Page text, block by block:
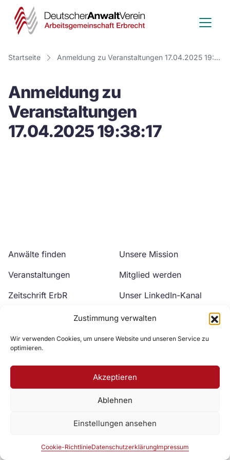
Zustimmung verwalten
Wir verwenden Cookies, um unsere Website und unseren Service zu
optimieren.
Akzeptieren
Ablehnen
Einstellungen ansehen
Cookie-RichtlinieDatenschutzerklärungImpressum
Deutscher
Anwalt
Verein
Startseite Anmeldung zu Veranstaltungen 17.04.2025 19:38:17
Anmeldung zu
Veranstaltungen
17.04.2025 19:38:17
Anwälte finden
Veranstaltungen
Zeitschrift ErbR
Unsere Mission
Mitglied werden
Unser LinkedIn-Kanal
Unser YouTube-Kanal
Zur DAV Webseite